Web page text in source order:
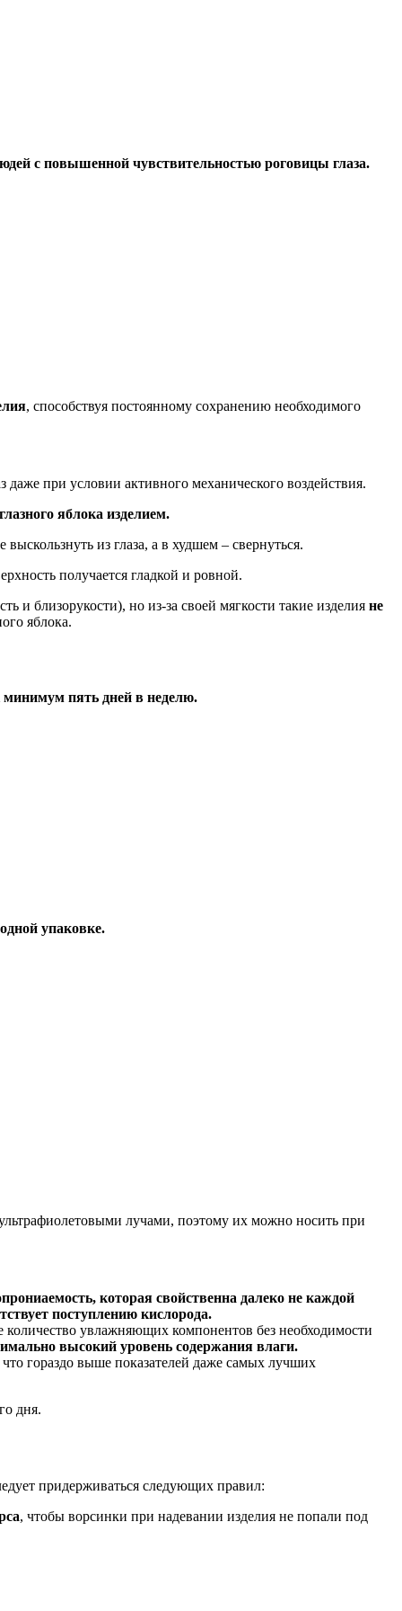
с повышенной чувствительностью роговицы глаза.
, способствуя постоянному сохранению необходимого
даже при условии активного механического воздействия.
яблока изделием.
из глаза, а в худшем – свернуться.
получается гладкой и ровной.
и близорукости), но из-за своей мягкости такие изделия не
яблока.
минимум пять дней в неделю.
упаковке.
лучами, поэтому их можно носить при
которая свойственна далеко не каждой
поступлению кислорода.
увлажняющих компонентов без необходимости
высокий уровень содержания влаги.
что гораздо выше показателей даже самых лучших
дня.
придерживаться следующих правил:
, чтобы ворсинки при надевании изделия не попали под